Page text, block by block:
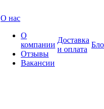
О нас
О
компании
Отзывы
Вакансии
Доставка
и оплата